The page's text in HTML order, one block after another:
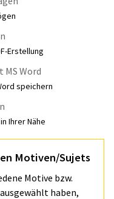
Erstellung
Word
speichern
Ihrer Nähe
Motiven/Sujets
Motive bzw.
haben,